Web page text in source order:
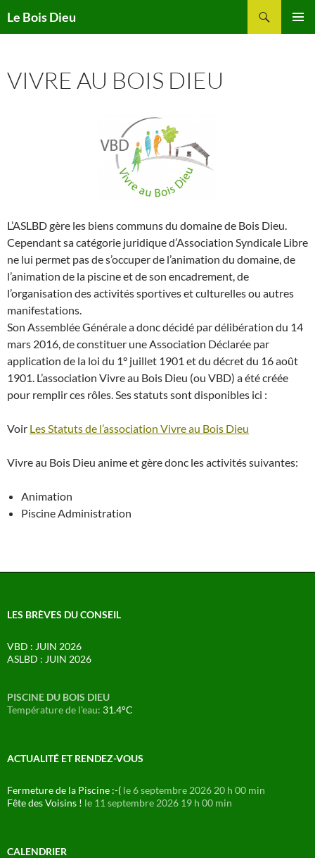
auLe Bois Dieu
VIVRE AU BOIS DIEU
L’ASLBD gère les biens communs du domaine de Bois Dieu.
Cependant sa catégorie juridique d’Association Syndicale Libre
ne lui permet pas de s’occuper de l’animation du domaine, de
l’animation de la piscine et de son encadrement, de
l’organisation des activités sportives et culturelles ou autres
manifestations.
Son Assemblée Générale a donc décidé par délibération du 14
mars 2016, de constituer une Association Déclarée par
application de la loi du 1° juillet 1901 et du décret du 16 août
1901. L’association Vivre au Bois Dieu (ou VBD) a été créée
pour remplir ces rôles. Ses statuts sont disponibles ici :
Voir Les Statuts de l’association Vivre au Bois Dieu
Vivre au Bois Dieu anime et gère donc les activités suivantes:
Animation
Piscine Administration
LES BRÈVES DU CONSEIL
VBD : JUIN 2026
ASLBD : JUIN 2026
PISCINE DU BOIS DIEU
Température de l'eau: 31.4°C
ACTUALITÉ ET RENDEZ-VOUS
Fermeture de la Piscine :-( le 6 septembre 2026 20 h 00 min
Fête des Voisins ! le 11 septembre 2026 19 h 00 min
CALENDRIER